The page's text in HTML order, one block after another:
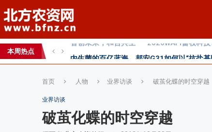
本周热点
2026 SFA功能性特肥创新发展大会成功举办
首页 人物 业界访谈 破茧化蝶的时空穿越
业界访谈
破茧化蝶的时空穿越